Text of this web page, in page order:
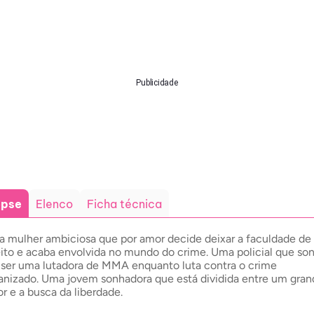
Publicidade
Elenco Ficha técnica
mulher ambiciosa que por amor decide deixar a faculdade de
e acaba envolvida no mundo do crime. Uma policial que
uma lutadora de MMA enquanto luta contra o crime
Uma jovem sonhadora que está dividida entre um
e a busca da liberdade.